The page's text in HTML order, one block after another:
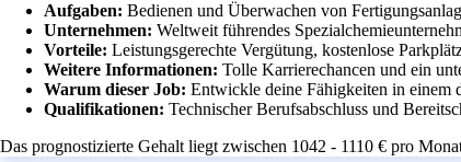
Aufgaben: Bedienen und Überwachen von
Unternehmen: Weltweit führendes
Vorteile: Leistungsgerechte Vergütung, kostenlose
Weitere Informationen: Tolle Karrierechancen und ein
Warum dieser Job: Entwickle deine Fähigkeiten in einem
Qualifikationen: Technischer Berufsabschluss und
Das prognostizierte Gehalt liegt zwischen 1042 - 1110 € pro